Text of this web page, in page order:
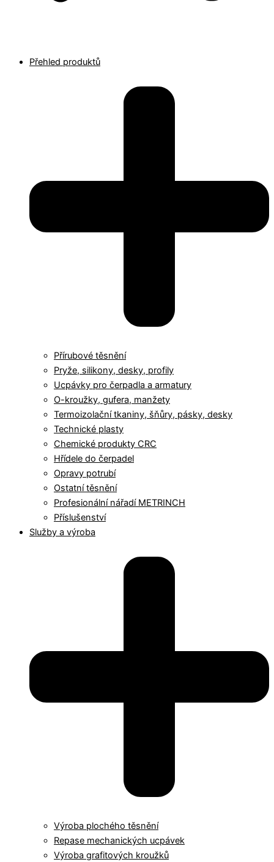
Přehled produktů
Přírubové těsnění
Pryže, silikony, desky, profily
Ucpávky pro čerpadla a armatury
O-kroužky, gufera, manžety
Termoizolační tkaniny, šňůry, pásky, desky
Technické plasty
Chemické produkty CRC
Hřídele do čerpadel
Opravy potrubí
Ostatní těsnění
Profesionální nářadí METRINCH
Příslušenství
Služby a výroba
Výroba plochého těsnění
Repase mechanických ucpávek
Výroba grafitových kroužků